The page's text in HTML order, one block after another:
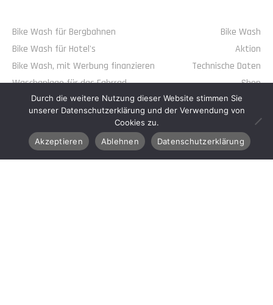
Bike Wash für Bergbahnen
Bike Wash für Hotel's
Bike Wash, mit Werbung finanzieren
Waschanlage für das Fahrrad
Wie reinige ich mein Mountainbike
Bike Wash
Aktion
Technische Daten
Shop
Fotos
Standorte
Über Uns
Kontakt
Durch die weitere Nutzung dieser Website stimmen Sie
unserer Datenschutzerklärung und der Verwendung von
Cookies zu.
Akzeptieren
Ablehnen Datenschutzerklärung